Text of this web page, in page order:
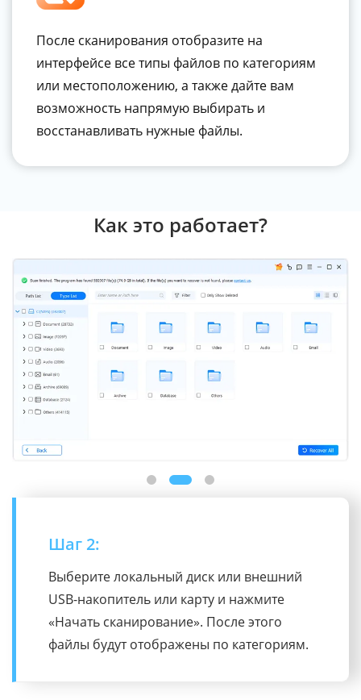
После сканирования отобразите на
интерфейсе все типы файлов по категориям
или местоположению, а также дайте вам
возможность напрямую выбирать и
восстанавливать нужные файлы.
Как это работает?
Шаг 3:
Выберите потерянные файлы, которые вы
хотите восстановить, и нажмите кнопку
«Восстановить», чтобы сохранить их на
своем ПК.